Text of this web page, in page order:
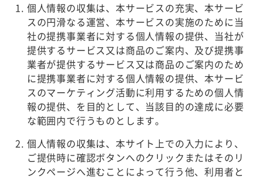
個人情報の収集は、本サービスの充実、本サービ
スの円滑なる運営、本サービスの実施のために当
社の提携事業者に対する個人情報の提供、当社が
提供するサービス又は商品のご案内、及び提携事
業者が提供するサービス又は商品のご案内のため
に提携事業者に対する個人情報の提供、本サービ
スのマーケティング活動に利用するための個人情
報の提供、を目的として、当該目的の達成に必要
な範囲内で行うものとします。
個人情報の収集は、本サイト上での入力により、
ご提供時に確認ボタンへのクリックまたはそのリ
ンクページへ進むことによって行う他、利用者と